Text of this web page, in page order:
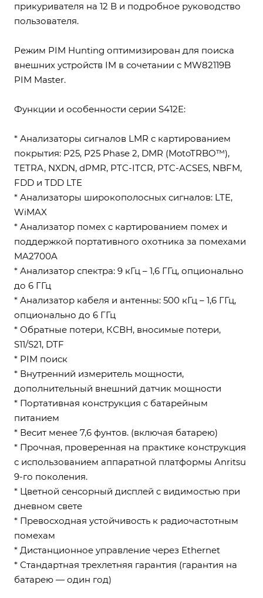
прикуривателя на 12 В и подробное руководство
пользователя.
Режим PIM Hunting оптимизирован для поиска
внешних устройств IM в сочетании с MW82119B
PIM Master.
Функции и особенности серии S412E:
* Анализаторы сигналов LMR с картированием
покрытия: P25, P25 Phase 2, DMR (MotoTRBO™),
TETRA, NXDN, dPMR, PTC-ITCR, PTC-ACSES, NBFM,
FDD и TDD LTE
* Анализаторы широкополосных сигналов: LTE,
WiMAX
* Анализатор помех с картированием помех и
поддержкой портативного охотника за помехами
MA2700A
* Анализатор спектра: 9 кГц – 1,6 ГГц, опционально
до 6 ГГц
* Анализатор кабеля и антенны: 500 кГц – 1,6 ГГц,
опционально до 6 ГГц
* Обратные потери, КСВН, вносимые потери,
S11/S21, DTF
* PIM поиск
* Внутренний измеритель мощности,
дополнительный внешний датчик мощности
* Портативная конструкция с батарейным
питанием
* Весит менее 7,6 фунтов. (включая батарею)
* Прочная, проверенная на практике конструкция
с использованием аппаратной платформы Anritsu
9-го поколения.
* Цветной сенсорный дисплей с видимостью при
дневном свете
* Превосходная устойчивость к радиочастотным
помехам
* Дистанционное управление через Ethernet
* Стандартная трехлетняя гарантия (гарантия на
батарею — один год)